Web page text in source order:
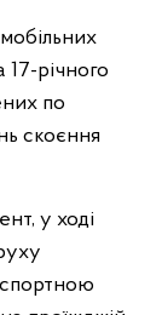
17-річного
по
скоєння
у ході